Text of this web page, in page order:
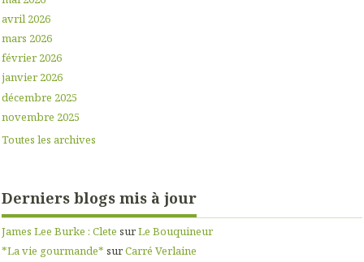
avril 2026
mars 2026
février 2026
janvier 2026
décembre 2025
novembre 2025
Toutes les archives
Derniers blogs mis à jour
James Lee Burke : Clete surLe Bouquineur
*La vie gourmande* surCarré Verlaine